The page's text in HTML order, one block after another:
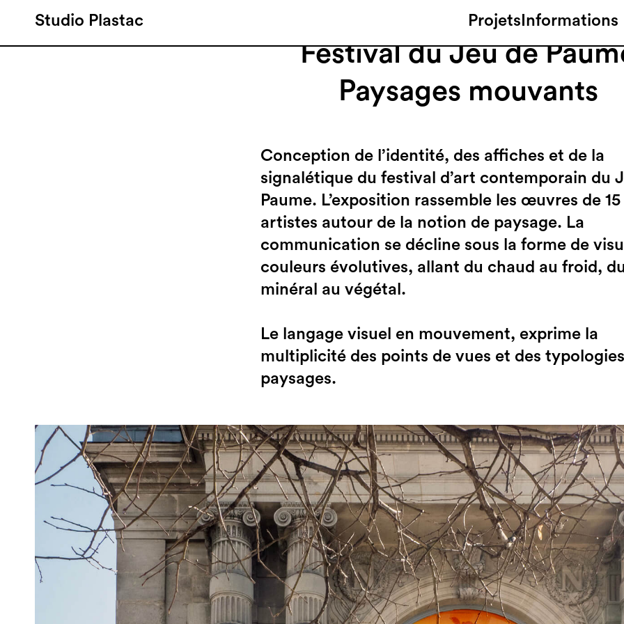
Studio Plastac Projets Informations
Festival du Jeu de
Paysages mouvants
Conception de l’identité, des affiches et de la
signalétique du festival d’art contemporain du
Paume. L’exposition rassemble les œuvres de 15
artistes autour de la notion de paysage. La
communication se décline sous la forme de
couleurs évolutives, allant du chaud au froid,
minéral au végétal.
Le langage visuel en mouvement, exprime la
multiplicité des points de vues et des
paysages.